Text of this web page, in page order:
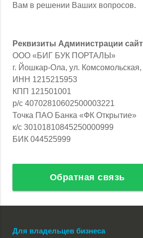
Вам в решении Ваших вопросов.
Реквизиты Администрации
ООО «БИГ БУК ПОРТАЛЫ»
г. Йошкар-Ола, ул. Комсомольская,
ИНН 1215215953
КПП 121501001
р/с 40702810602500003221
Точка ПАО Банка «ФК Открытие»
к/с 30101810845250000999
БИК 044525999
Обратная связь
Для владельцев бизнеса